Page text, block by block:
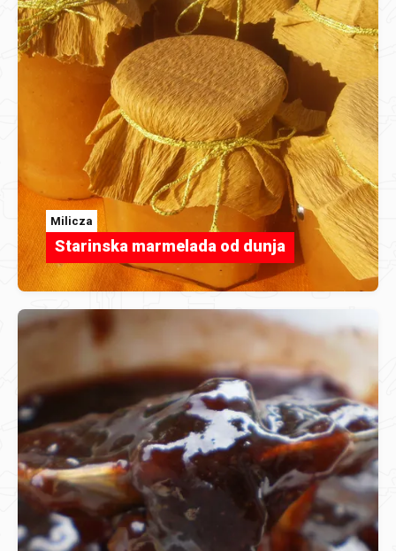
Milicza
Starinska marmelada od dunja